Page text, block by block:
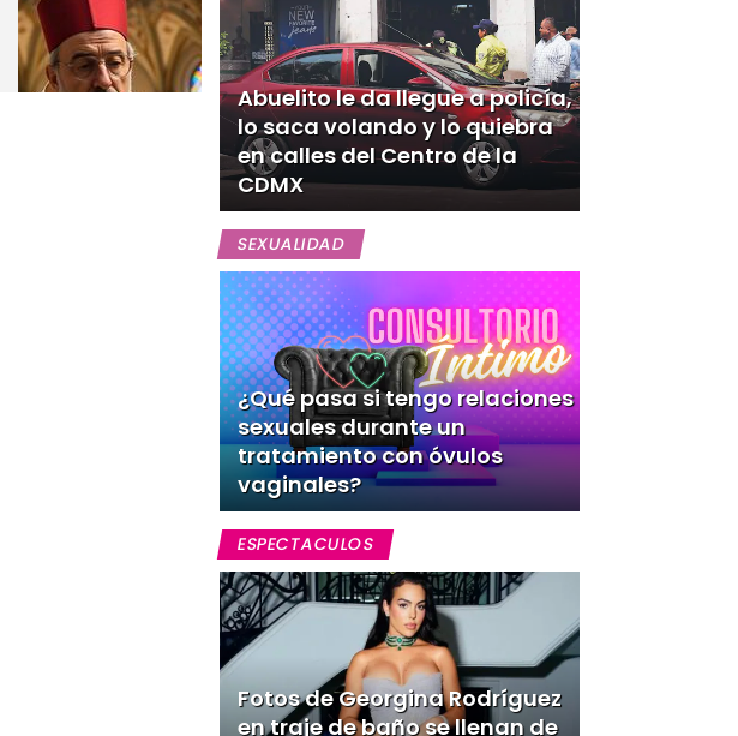
Abuelito le da llegue a policía,
lo saca volando y lo quiebra
en calles del Centro de la
CDMX
SEXUALIDAD
¿Qué pasa si tengo relaciones
sexuales durante un
tratamiento con óvulos
vaginales?
ESPECTACULOS
Fotos de Georgina Rodríguez
en traje de baño se llenan de